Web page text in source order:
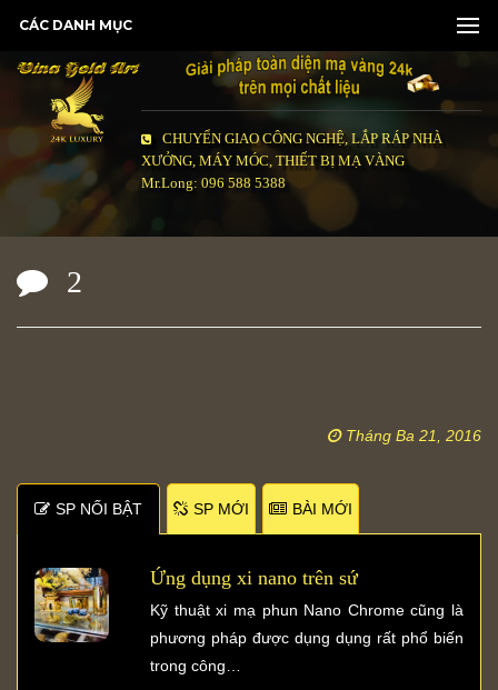
CÁC DANH MỤC
CHUYỂN GIAO CÔNG NGHỆ, LẮP RÁP NHÀ
XƯỞNG, MÁY MÓC, THIẾT BỊ MẠ VÀNG
Mr.Long: 096 588 5388
2
Tháng Ba 21, 2016
SP NỐI BẬT SP MỚI BÀI MỚI
Ứng dụng xi nano trên sứ
Kỹ thuật xi mạ phun Nano Chrome cũng là
phương pháp được dụng dụng rất phổ biến
trong công…